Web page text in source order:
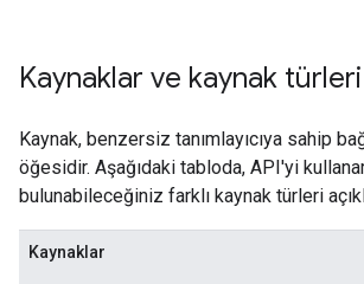
Kaynaklar ve kaynak türleri
Kaynak, benzersiz tanımlayıcıya sahip
öğesidir. Aşağıdaki tabloda, API'yi
bulunabileceğiniz farklı kaynak türleri
Kaynaklar